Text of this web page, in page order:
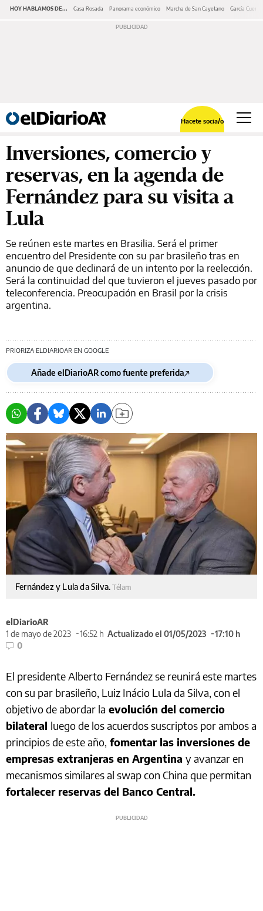
HOY HABLAMOS DE... Casa Rosada Panorama económico Marcha de San Cayetano García Cuerva
Hacete socia/o
Inversiones, comercio y
reservas, en la agenda de
Fernández para su visita a
Lula
Se reúnen este martes en Brasilia. Será el primer
encuentro del Presidente con su par brasileño tras en
anuncio de que declinará de un intento por la reelección.
Será la continuidad del que tuvieron el jueves pasado por
teleconferencia. Preocupación en Brasil por la crisis
argentina.
PRIORIZA ELDIARIOAR EN GOOGLE
Añade elDiarioAR como fuente preferida
Fernández y Lula da Silva.Télam
elDiarioAR
1 de mayo de 2023
16:52 h Actualizado el 01/05/2023
17:10 h
0
El presidente Alberto Fernández se reunirá este martes
con su par brasileño, Luiz Inácio Lula da Silva, con el
objetivo de abordar la evolución del comercio
bilateral luego de los acuerdos suscriptos por ambos a
principios de este año, fomentar las inversiones de
empresas extranjeras en Argentina y avanzar en
mecanismos similares al swap con China que permitan
fortalecer reservas del Banco Central.